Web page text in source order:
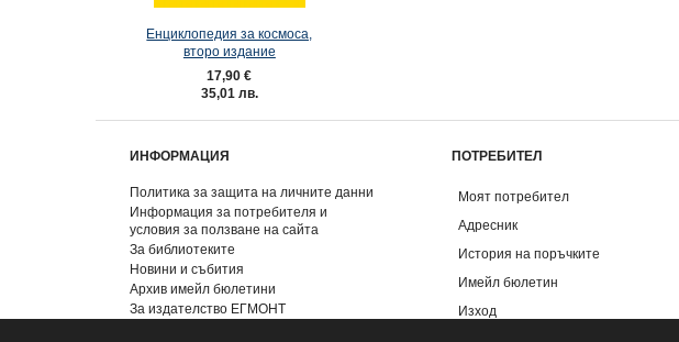
Енциклопедия за космоса,
второ издание
17,90 €
35,01 лв.
ИНФОРМАЦИЯ
Политика за защита на личните данни
Информация за потребителя и
условия за ползване на сайта
За библиотеките
Новини и събития
Архив имейл бюлетини
За издателство ЕГМОНТ
ПОТРЕБИТЕЛ
Моят потребител
Адресник
История на поръчките
Имейл бюлетин
Изход